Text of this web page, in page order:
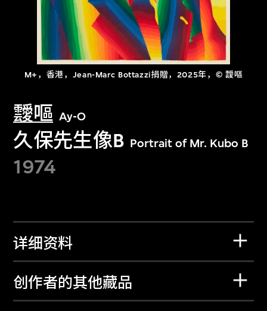
M+，香港，Jean-Marc Bottazzi捐贈，2025年，© 靉嘔
靉嘔 Ay-O
久保先生像B Portrait of Mr. Kubo B
1974
详细资料
创作者的其他藏品
探索世界顶级的二十及二十一世纪视觉
文化藏品。